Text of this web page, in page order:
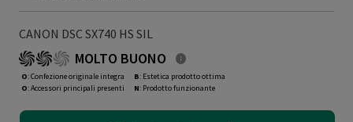
CANON DSC SX740 HS SIL
MOLTO BUONO
O: Confezione originale integra
O: Accessori principali presenti
B: Estetica prodotto ottima
N: Prodotto funzionante